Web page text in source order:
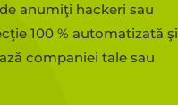
anumiţi hackeri sau
100 % automatizată şi
companiei tale sau